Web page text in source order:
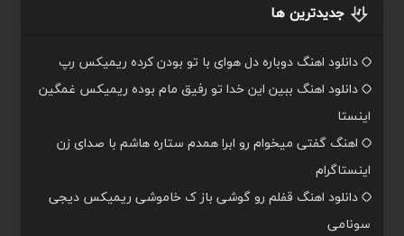
جدیدترین ها
دانلود اهنگ دوباره دل هوای با تو بودن کرده ریمیکس رپ
دانلود اهنگ ببین این خدا تو رفیق مام بوده ریمیکس غمگین
اینستا
اهنگ گفتی میخوام رو ابرا همدم ستاره هاشم با صدای زن
اینستاگرام
دانلود اهنگ قفلم رو گوشی باز ک خاموشی ریمیکس دیجی
سونامی